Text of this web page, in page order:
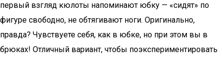
первый взгляд кюлоты напоминают юбку — «сидят» по
фигуре свободно, не обтягивают ноги. Оригинально,
правда? Чувствуете себя, как в юбке, но при этом вы в
брюках! Отличный вариант, чтобы поэкспериментировать